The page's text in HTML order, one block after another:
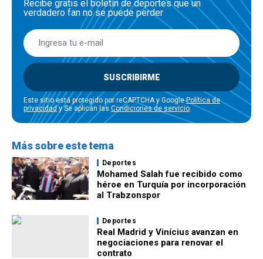
Recibe gratis el boletín de deportes que un
verdadero fan no se puede perder
SUSCRIBIRME
Este sitio está protegido por reCAPTCHA y GooglePolítica de
privacidady Se aplican las Condiciones de servicio.
Más sobre este tema
Deportes
Mohamed Salah fue recibido como
héroe en Turquía por incorporación
al Trabzonspor
Deportes
Real Madrid y Vinícius avanzan en
negociaciones para renovar el
contrato